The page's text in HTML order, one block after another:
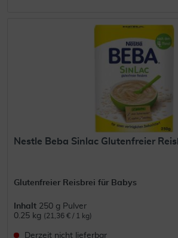
Nestle Beba Sinlac Glutenfreier
Glutenfreier Reisbrei für Babys
Inhalt 250 g Pulver
0.25 kg (21,36 € / 1 kg)
Derzeit nicht lieferbar